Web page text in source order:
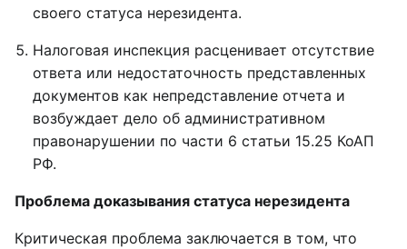
своего статуса нерезидента.
Налоговая инспекция расценивает отсутствие
ответа или недостаточность представленных
документов как непредставление отчета и
возбуждает дело об административном
правонарушении по части 6 статьи 15.25 КоАП
РФ.
Проблема доказывания статуса нерезидента
Критическая проблема заключается в том, что